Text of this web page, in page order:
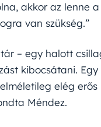
akkor az lenne
van szükség.”
– egy halott
kibocsátani.
elég erős
Méndez.